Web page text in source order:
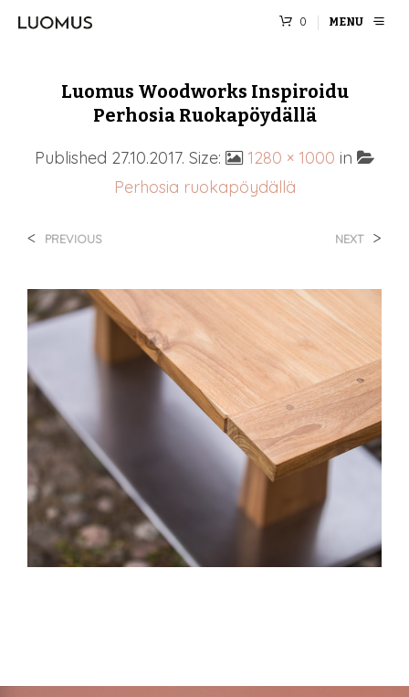
0 MENU
Luomus Woodworks Inspiroidu
Perhosia Ruokapöydällä
Published 27.10.2017. Size: 1280 × 1000 in
Perhosia ruokapöydällä
< PREVIOUS NEXT >